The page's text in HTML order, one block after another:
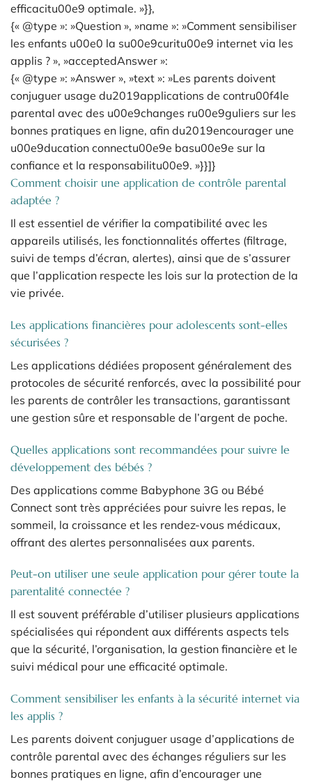
efficacitu00e9 optimale. »}},
{« @type »: »Question », »name »: »Comment sensibiliser
les enfants u00e0 la su00e9curitu00e9 internet via les
applis ? », »acceptedAnswer »:
{« @type »: »Answer », »text »: »Les parents doivent
conjuguer usage du2019applications de contru00f4le
parental avec des u00e9changes ru00e9guliers sur les
bonnes pratiques en ligne, afin du2019encourager une
u00e9ducation connectu00e9e basu00e9e sur la
confiance et la responsabilitu00e9. »}}]}
Comment choisir une application de contrôle parental
adaptée ?
Il est essentiel de vérifier la compatibilité avec les
appareils utilisés, les fonctionnalités offertes (filtrage,
suivi de temps d’écran, alertes), ainsi que de s’assurer
que l’application respecte les lois sur la protection de la
vie privée.
Les applications financières pour adolescents sont-elles
sécurisées ?
Les applications dédiées proposent généralement des
protocoles de sécurité renforcés, avec la possibilité pour
les parents de contrôler les transactions, garantissant
une gestion sûre et responsable de l’argent de poche.
Quelles applications sont recommandées pour suivre le
développement des bébés ?
Des applications comme Babyphone 3G ou Bébé
Connect sont très appréciées pour suivre les repas, le
sommeil, la croissance et les rendez-vous médicaux,
offrant des alertes personnalisées aux parents.
Peut-on utiliser une seule application pour gérer toute la
parentalité connectée ?
Il est souvent préférable d’utiliser plusieurs applications
spécialisées qui répondent aux différents aspects tels
que la sécurité, l’organisation, la gestion financière et le
suivi médical pour une efficacité optimale.
Comment sensibiliser les enfants à la sécurité internet via
les applis ?
Les parents doivent conjuguer usage d’applications de
contrôle parental avec des échanges réguliers sur les
bonnes pratiques en ligne, afin d’encourager une